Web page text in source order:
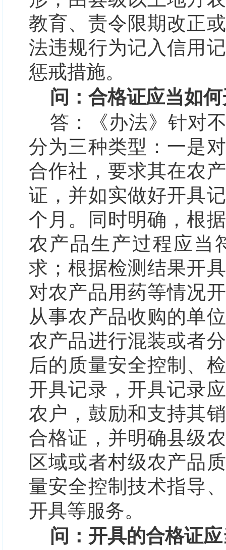
教育、责令限期改正
法违规行为记入信用
惩戒措施。
问：合格证应当如
答：
《办法》针对
分为三种类型： 一是
合作社， 要求其在农
证，并如实做好开具
个月。同时明确，根
农产品生产过程应当
求；根据检测结果开
对农产品用药等情况
从事农产品收购的单
农产品进行混装或者
后的质量安全控制、
开具记录，开具记录
农户， 鼓励和支持其
合格证，并明确县级
区域或者村级农产品
量安全控制技术指导
开具等服务。
问：开具的合格证